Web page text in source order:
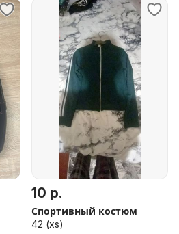
10 р.
Спортивный костюм
42 (xs)